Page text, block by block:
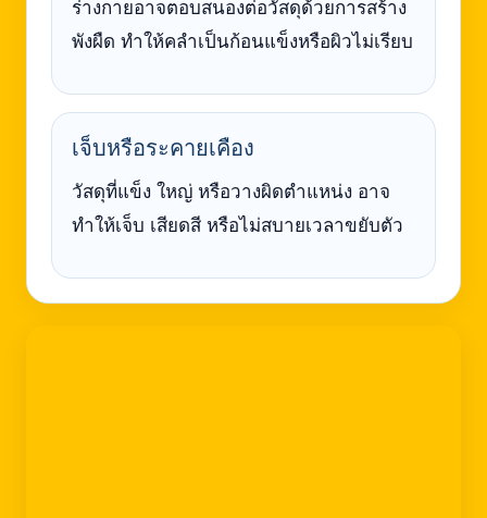
ร่างกายอาจตอบสนองต่อวัสดุด้วยการสร้าง
พังผืด ทำให้คลำเป็นก้อนแข็งหรือผิวไม่เรียบ
เจ็บหรือระคายเคือง
วัสดุที่แข็ง ใหญ่ หรือวางผิดตำแหน่ง อาจ
ทำให้เจ็บ เสียดสี หรือไม่สบายเวลาขยับตัว